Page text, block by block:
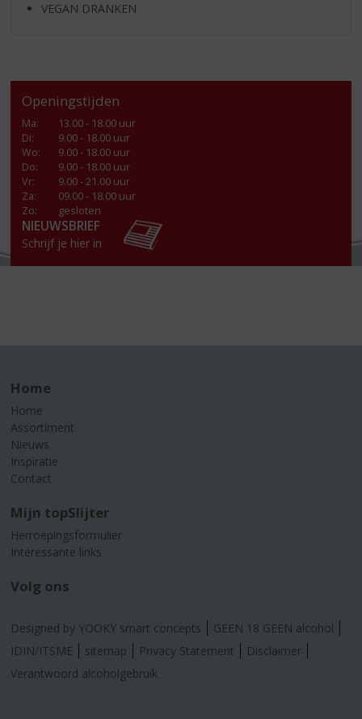
VEGAN DRANKEN
Openingstijden
Ma:
13.00 - 18.00 uur
Di:
9.00 - 18.00 uur
Wo:
9.00 - 18.00 uur
Do:
9.00 - 18.00 uur
Vr:
9.00 - 21.00 uur
Za:
09.00 - 18.00 uur
Zo:
gesloten
NIEUWSBRIEF
Schrijf je hier in
Home
Home
Assortiment
Nieuws
Inspiratie
Contact
Mijn topSlijter
Herroepingsformulier
Interessante links
Volg ons
Designed by YOOKY smart concepts
GEEN 18 GEEN alcohol
IDIN/ITSME
sitemap Privacy Statement
Disclaimer
Verantwoord alcoholgebruik